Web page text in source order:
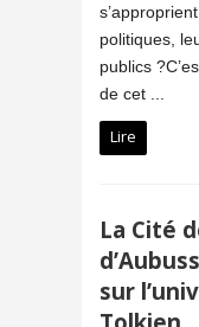
politiques,
publics
de cet ...
Lire
La Cité
sur